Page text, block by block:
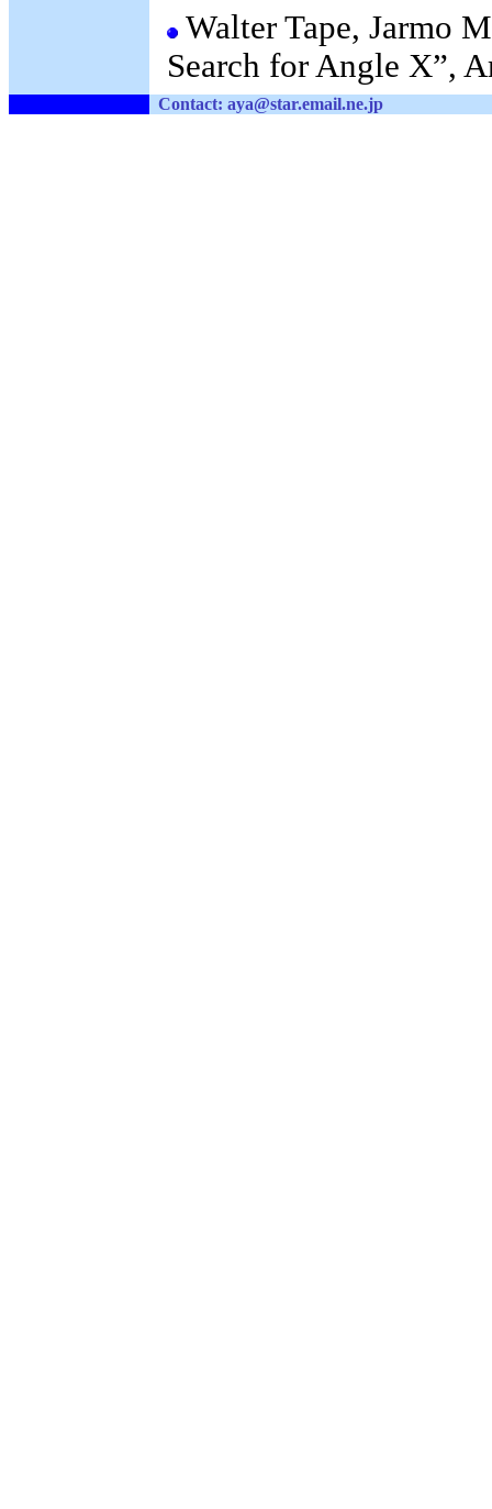
Walter Tape, Jarmo
Search for Angle X”,
Contact: aya@star.email.ne.jp